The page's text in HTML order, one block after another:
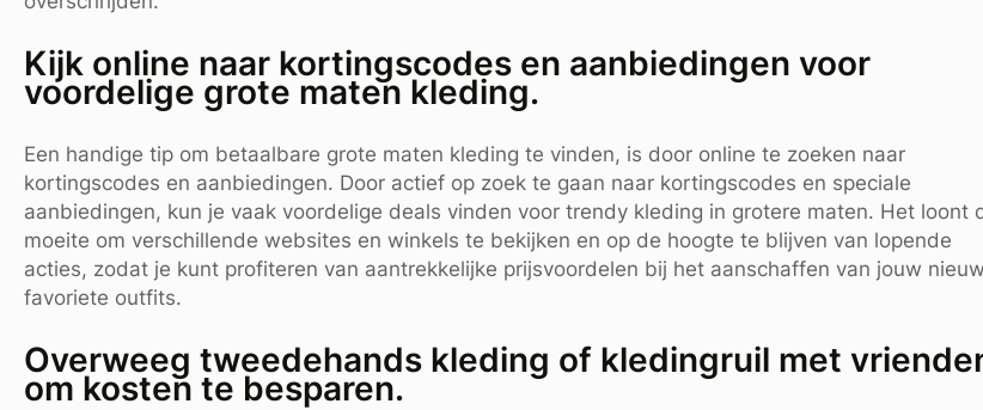
Kijk online naar kortingscodes en aanbiedingen voor
voordelige grote maten kleding.
Een handige tip om betaalbare grote maten kleding te vinden, is door online te zoeken naar
kortingscodes en aanbiedingen. Door actief op zoek te gaan naar kortingscodes en speciale
aanbiedingen, kun je vaak voordelige deals vinden voor trendy kleding in grotere maten. Het loont
moeite om verschillende websites en winkels te bekijken en op de hoogte te blijven van lopende
acties, zodat je kunt profiteren van aantrekkelijke prijsvoordelen bij het aanschaffen van jouw
favoriete outfits.
Overweeg tweedehands kleding of kledingruil met
om kosten te besparen.